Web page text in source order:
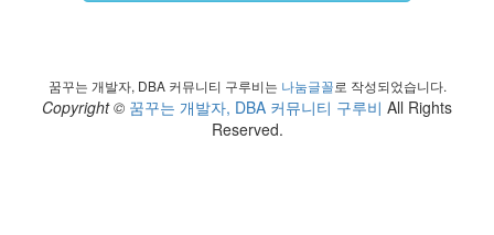
꿈꾸는 개발자, DBA 커뮤니티 구루비는 나눔글꼴로 작성되었습니다.
Copyright © 꿈꾸는 개발자, DBA 커뮤니티 구루비 All Rights
Reserved.